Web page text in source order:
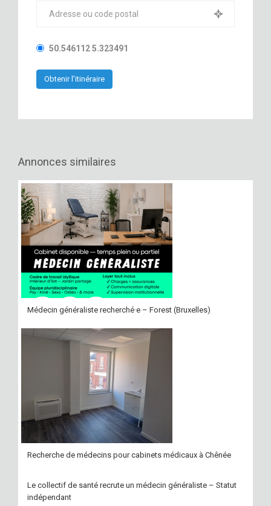
50.546112 5.323491
Annonces similaires
Médecin généraliste recherché·e – Forest (Bruxelles)
Recherche de médecins pour cabinets médicaux à Chênée
Le collectif de santé recrute un médecin généraliste – Statut
indépendant